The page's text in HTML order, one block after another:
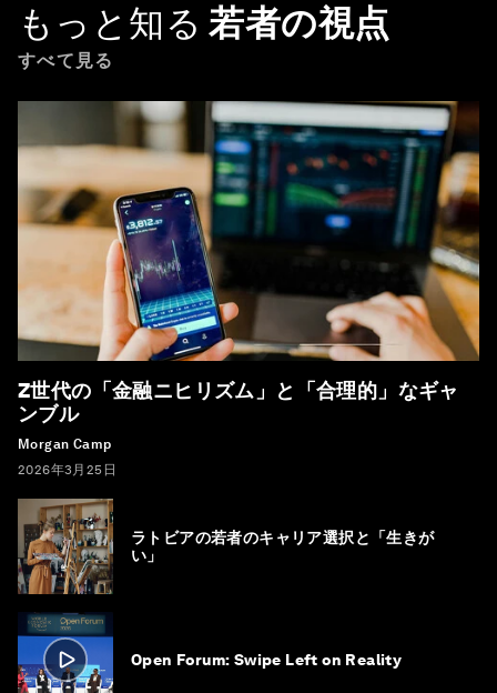
もっと知る 若者の視点
すべて見る
Z世代の「金融ニヒリズム」と「合理的」なギャ
ンブル
Morgan Camp
2026年3月25日
ラトビアの若者のキャリア選択と「生きが
い」
Open Forum: Swipe Left on Reality